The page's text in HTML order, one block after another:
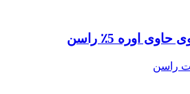
اوره 5٪ راسن
راسن